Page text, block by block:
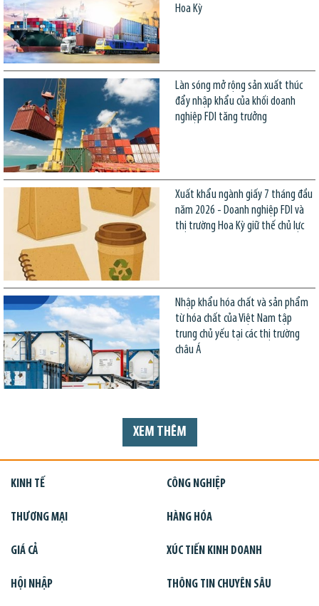
Hoa Kỳ
Làn sóng mở rộng sản xuất thúc
đẩy nhập khẩu của khối doanh
nghiệp FDI tăng trưởng
Xuất khẩu ngành giấy 7 tháng đầu
năm 2026 - Doanh nghiệp FDI và
thị trường Hoa Kỳ giữ thế chủ lực
Nhập khẩu hóa chất và sản phẩm
từ hóa chất của Việt Nam tập
trung chủ yếu tại các thị trường
châu Á
XEM THÊM
KINH TẾ CÔNG NGHIỆP
THƯƠNG MẠI HÀNG HÓA
GIÁ CẢ XÚC TIẾN KINH DOANH
HỘI NHẬP THÔNG TIN CHUYÊN SÂU